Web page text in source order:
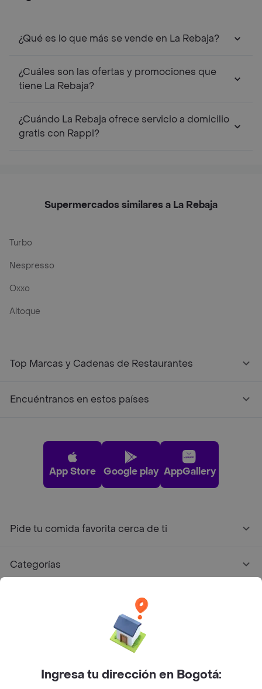
¿Qué es lo que más se vende en La Rebaja?
¿Cuáles son las ofertas y promociones que
tiene La Rebaja?
¿Cuándo La Rebaja ofrece servicio a domicilio
gratis con Rappi?
Supermercados similares a La Rebaja
Turbo
Nespresso
Oxxo
Altoque
Top Marcas y Cadenas de Restaurantes
Encuéntranos en estos países
App Store Google play AppGallery
Pide tu comida favorita cerca de ti
Categorías
Facebook
Twitter
Instagram
Ingresa tu dirección en Bogotá: